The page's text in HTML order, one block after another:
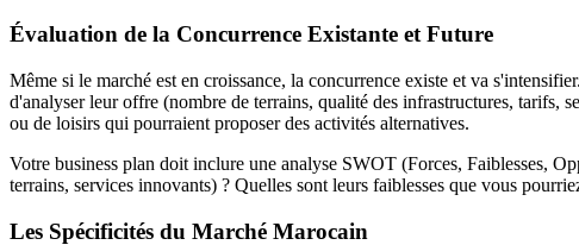
Évaluation de la Concurrence Existante et Future
Même si le marché est en croissance, la concurrence existe et va
d'analyser leur offre (nombre de terrains, qualité des infrastructures, tarifs,
ou de loisirs qui pourraient proposer des activités alternatives.
Votre business plan doit inclure une analyse SWOT (Forces, Faiblesses,
terrains, services innovants) ? Quelles sont leurs faiblesses que vous
Les Spécificités du Marché Marocain